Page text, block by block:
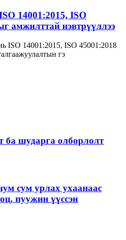
14001:2015, ISO
амжилттай нэвтрүүллээ
ISO 14001:2015, ISO 45001:2018
гэ
ба шударга олборлолт
сум урлах ухаанаас
пуужин үүссэн